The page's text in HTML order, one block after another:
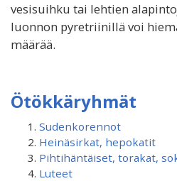
vesisuihku tai lehtien
luonnon pyretriinillä voi
määrää.
Ötökkäryhmät
Sudenkorennot
Heinäsirkat, hepokatit
Pihtihäntäiset, torakat,
Luteet